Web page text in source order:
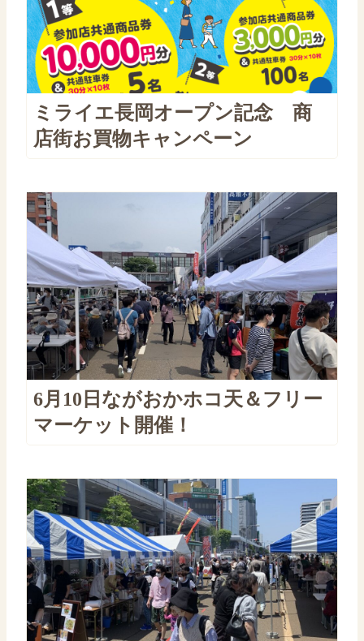
ミライエ長岡オープン記念 商
店街お買物キャンペーン
6月10日ながおかホコ天＆フリー
マーケット開催！